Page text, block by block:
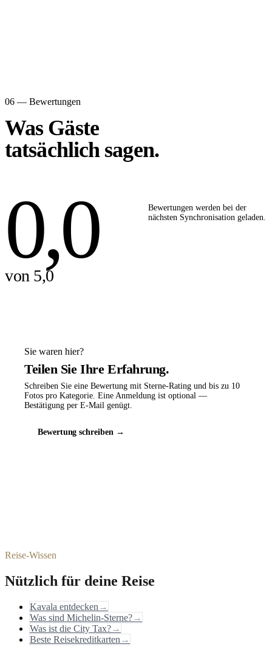
06 — Bewertungen
Was Gäste
tatsächlich sagen.
0,0
von 5,0
Bewertungen werden bei der
nächsten Synchronisation geladen.
Sie waren hier?
Teilen Sie Ihre Erfahrung.
Schreiben Sie eine Bewertung mit Sterne-Rating und bis zu 10
Fotos pro Kategorie. Eine Anmeldung ist optional —
Bestätigung per E-Mail genügt.
Bewertung schreiben →
Reise-Wissen
Nützlich für deine Reise
Kavala entdecken →
Was sind Michelin-Sterne?→
Was ist die City Tax?→
Beste Reisekreditkarten →